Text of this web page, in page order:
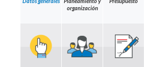
organización